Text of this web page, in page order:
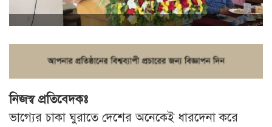
নিজস্ব প্রতিবেদকঃ
ভাগ্যের চাকা ঘুরাতে দেশের অনেকেই ধারদেনা করে